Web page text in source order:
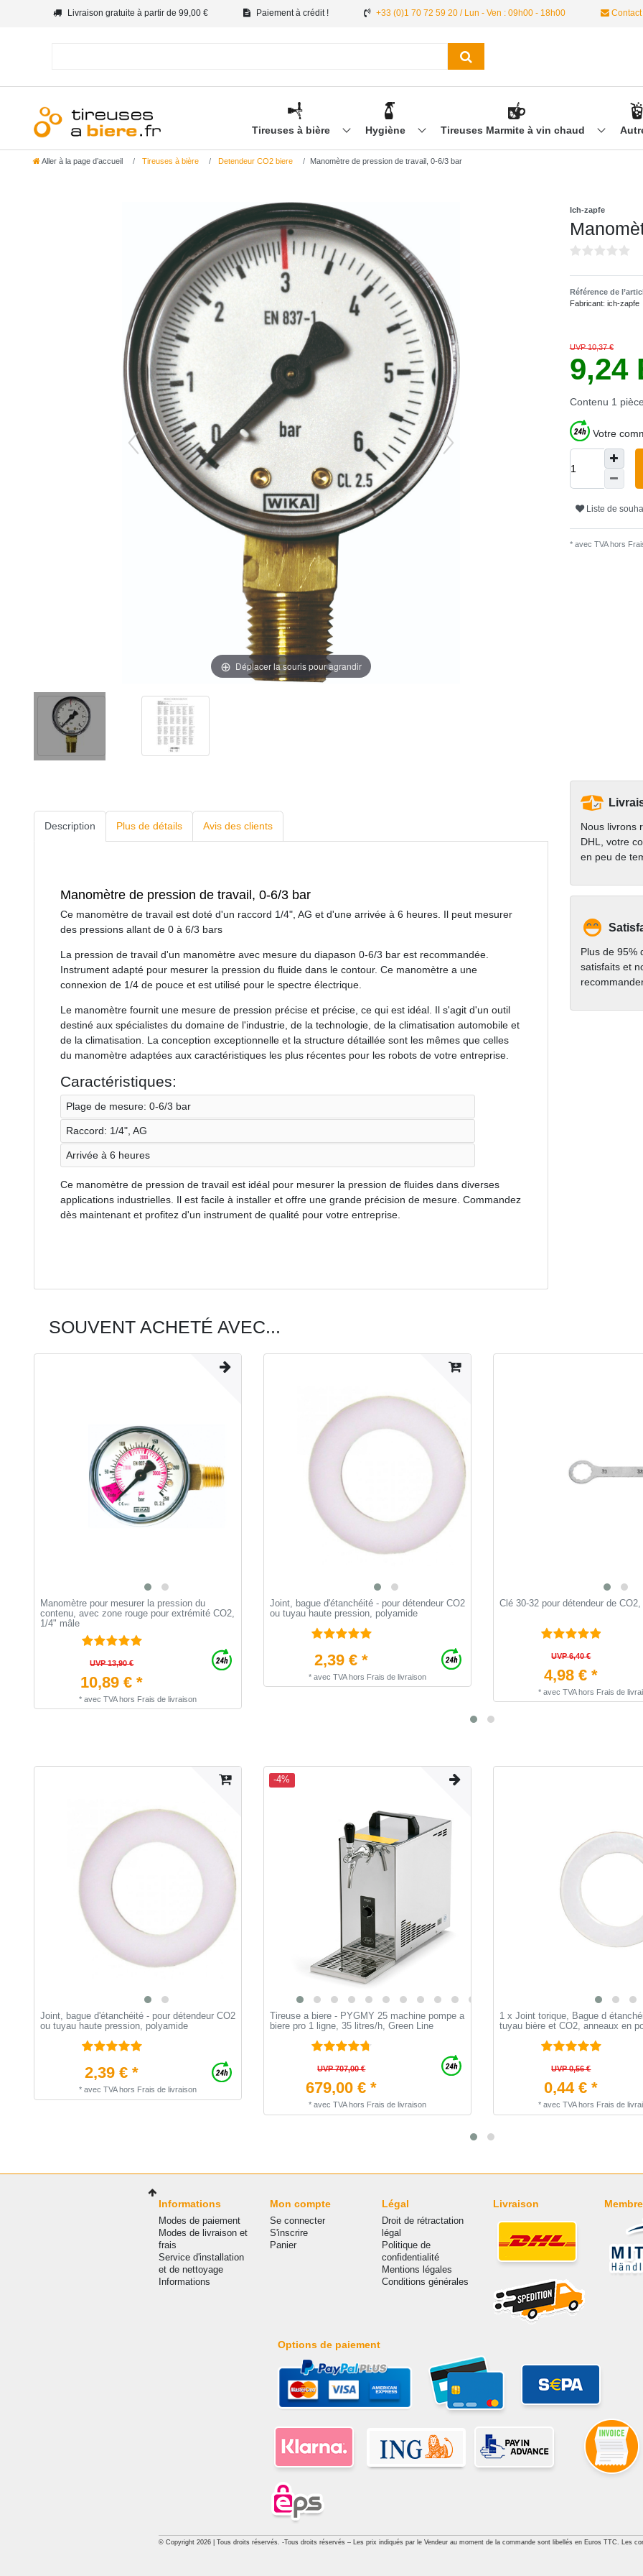
Livraison gratuite à partir de 99,00 € Paiement à crédit ! +33 (0)1 70 72 59 20 / Lun - Ven : 09h00 - 18h00 Contact
Tireuses à bière Hygiène Tireuses Marmite à vin chaud
Aller à la page d’accueil Tireuses à bière Detendeur CO2 biere Manomètre de pression de travail, 0-6/3 bar
Déplacer la souris pour agrandir
Ich-zapfe
Référence de
Fabricant: ich-zapfe
UVP 10,37 €
9,24
Contenu 1 pièce
Votre
Liste de
* avec TVA hors
Description Plus de détails Avis des clients
Manomètre de pression de travail, 0-6/3 bar
Ce manomètre de travail est doté d'un raccord 1/4", AG et d'une arrivée à 6 heures. Il peut mesurer
des pressions allant de 0 à 6/3 bars
La pression de travail d'un manomètre avec mesure du diapason 0-6/3 bar est recommandée.
Instrument adapté pour mesurer la pression du fluide dans le contour. Ce manomètre a une
connexion de 1/4 de pouce et est utilisé pour le spectre électrique.
Le manomètre fournit une mesure de pression précise et précise, ce qui est idéal. Il s'agit d'un outil
destiné aux spécialistes du domaine de l'industrie, de la technologie, de la climatisation automobile et
de la climatisation. La conception exceptionnelle et la structure détaillée sont les mêmes que celles
du manomètre adaptées aux caractéristiques les plus récentes pour les robots de votre entreprise.
Caractéristiques:
Plage de mesure: 0-6/3 bar
Raccord: 1/4", AG
Arrivée à 6 heures
Ce manomètre de pression de travail est idéal pour mesurer la pression de fluides dans diverses
applications industrielles. Il est facile à installer et offre une grande précision de mesure. Commandez
dès maintenant et profitez d'un instrument de qualité pour votre entreprise.
Nous livrons
DHL, votre
en peu de
Plus de 95%
satisfaits et
SOUVENT ACHETÉ AVEC...
Manomètre pour mesurer la pression du
contenu, avec zone rouge pour extrémité CO2,
1/4" mâle
UVP 13,90 €
10,89 € *
* avec TVAhors Frais de livraison
Joint, bague d'étanchéité - pour détendeur CO2
ou tuyau haute pression, polyamide
2,39 € *
* avec TVAhors Frais de livraison
Clé 30-32 pour détendeur de
UVP 6,40 €
4,98 € *
* avec TVAhors Frais de
Joint, bague d'étanchéité - pour détendeur CO2
ou tuyau haute pression, polyamide
2,39 € *
* avec TVAhors Frais de livraison
-4%
Tireuse a biere - PYGMY 25 machine pompe a
biere pro 1 ligne, 35 litres/h, Green Line
UVP 707,00 €
679,00 € *
* avec TVAhors Frais de livraison
1 x Joint torique, Bague d
tuyau bière et CO2, anneaux en
UVP 0,56 €
0,44 € *
* avec TVAhors Frais de
Informations
Modes de paiement
Modes de livraison et
frais
Service d'installation
et de nettoyage
Informations
Mon compte
Se connecter
S'inscrire
Panier
Légal
Droit de rétractation
légal
Politique de
confidentialité
Mentions légales
Conditions générales
Livraison
Options de paiement
© Copyright 2026 | Tous droits réservés. -Tous droits réservés – Les prix indiqués par le Vendeur au moment de la commande sont libellés en Euros TTC. Les